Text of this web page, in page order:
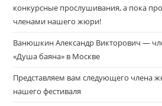
конкурсные прослушивания, а пока
членами нашего жюри!
Ванюшкин Александр Викторович —
«Душа баяна» в Москве
Представляем вам следующего члена
нашего фестиваля